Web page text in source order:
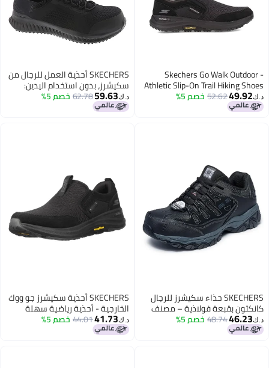
Skechers Go Walk Outdoor -
Athletic Slip-On Trail Hiking Shoes
with Air Cooled Memory Foam
Black
د.ك‏49.92
52.62خصم 5%
SKECHERS أحذية العمل للرجال من
سكيشرز، بدون استخدام اليدين:
تيليدو - فليتشيت كعب مركب أسود
د.ك‏59.63
62.78خصم 5%
SKECHERS حذاء سكيشرز للرجال
كانكتون بقبعة فولاذية – مصنف
كخطر كهربائي، مع رغوة الذاكرة،
أسود/رمادي، 13
د.ك‏46.23
48.74خصم 5%
SKECHERS أحذية سكيشرز جو ووك
الخارجية - أحذية رياضية سهلة
الارتداء للمشي في المسارات مع
وسادة هوائية من الذاكرة باللون
د.ك‏41.73
44.01خصم 5%